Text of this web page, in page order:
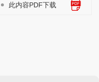
此内容PDF下载